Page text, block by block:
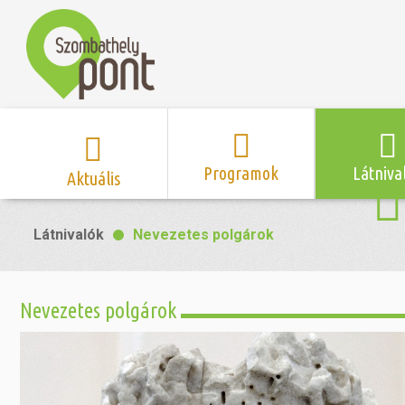
Aktuális Programok
Program naptár
Szent Márton
Mozi
Színház/Tánc
Szent
Zsidó
Hírek
Sport és
Látnivalók Nevezetes polgárok
Nevezetes polgárok